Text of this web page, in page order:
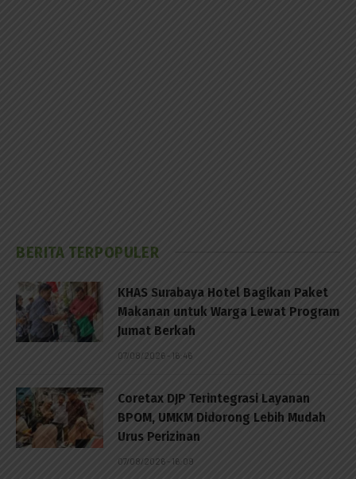
BERITA TERPOPULER
KHAS Surabaya Hotel Bagikan Paket
Makanan untuk Warga Lewat Program
Jumat Berkah
07/08/2026 - 16:46
Coretax DJP Terintegrasi Layanan
BPOM, UMKM Didorong Lebih Mudah
Urus Perizinan
07/08/2026 - 16:09